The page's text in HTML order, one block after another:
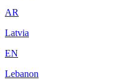
AR
Latvia
EN
Lebanon